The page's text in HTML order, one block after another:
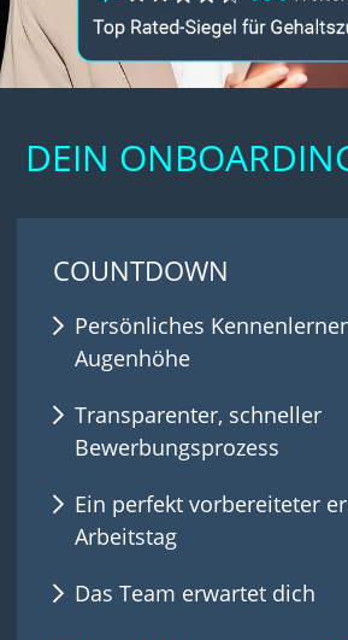
DEIN
COUNTDOWN
Persönliches
Augenhöhe
Transparenter, schneller
Bewerbungsprozess
Ein perfekt vorbereiteter
Arbeitstag
Das Team erwartet dich